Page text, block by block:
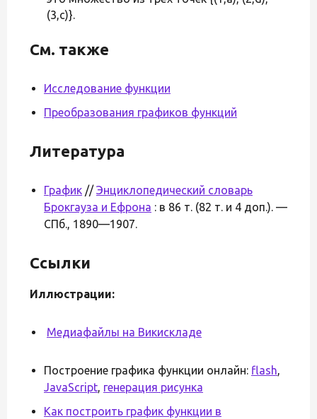
(3,c)}.
См. также
Исследование функции
Преобразования графиков функций
Литература
График // Энциклопедический словарь
Брокгауза и Ефрона : в 86 т. (82 т. и 4 доп.). —
СПб., 1890—1907.
Ссылки
Иллюстрации:
Медиафайлы на Викискладе
Построение графика функции онлайн: flash,
JavaScript, генерация рисунка
Как построить график функции в